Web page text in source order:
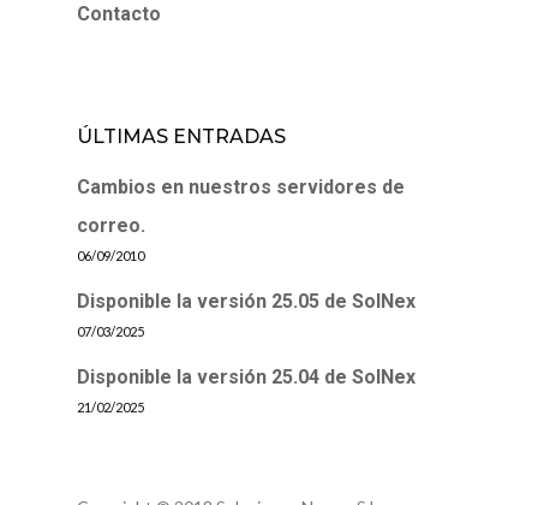
Contacto
ÚLTIMAS ENTRADAS
Cambios en nuestros servidores de
correo.
06/09/2010
Disponible la versión 25.05 de SolNex
07/03/2025
Disponible la versión 25.04 de SolNex
21/02/2025